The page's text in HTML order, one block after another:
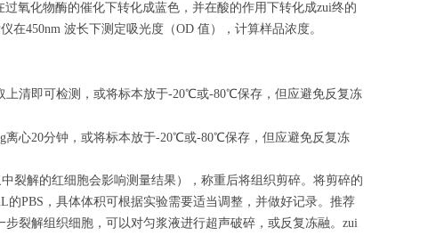
氧化物酶的催化下转化成蓝色，并在酸的作用下转化成zui终的
450nm 波长下测定吸光度（OD 值），计算样品浓度。
上清即可检测，或将标本放于-20℃或-80℃保存，但应避免反复冻
离心20分钟，或将标本放于-20℃或-80℃保存，但应避免反复冻
裂解的红细胞会影响测量结果），称重后将组织剪碎。将剪碎的
PBS，具体体积可根据实验需要适当调整，并做好记录。推荐
裂解组织细胞，可以对匀浆液进行超声破碎，或反复冻融。zui